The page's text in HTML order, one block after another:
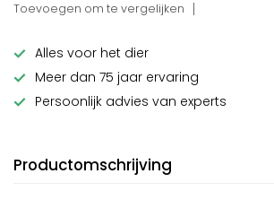
Toevoegen om te vergelijken
Alles voor het dier
Meer dan 75 jaar ervaring
Persoonlijk advies van experts
Productomschrijving